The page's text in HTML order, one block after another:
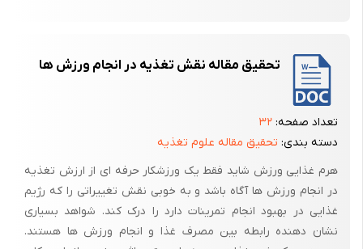
تحقیق مقاله نقش تغذیه در انجام ورزش ها
تعداد صفحه: ۳۲
دسته بندی: تحقیق مقاله علوم تغذیه
هرم غذایی ورزش شاید فقط یک ورزشکار حرفه ای از ارزش تغذیه
در انجام ورزش ها آگاه باشد و به خوبی نقش تغییراتی را که رژیم
غذایی در بهبود انجام تمرینات دارد را درک کند. شواهد بسیاری
نشان دهنده رابطه بین مصرف غذا و انجام ورزش ها هستند.